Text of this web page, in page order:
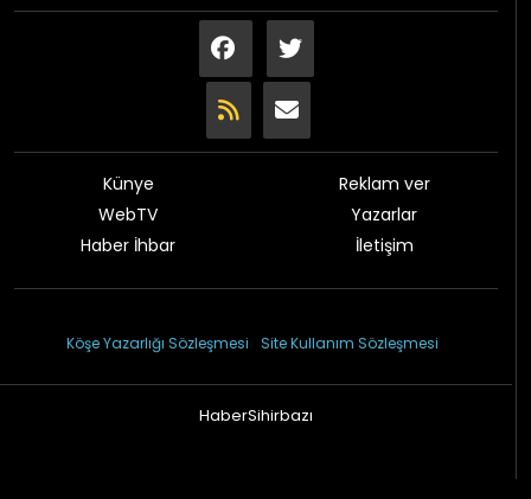
Künye
WebTV
Haber İhbar
Reklam ver
Yazarlar
İletişim
Köşe Yazarlığı Sözleşmesi
Site Kullanım Sözleşmesi
HaberSihirbazı